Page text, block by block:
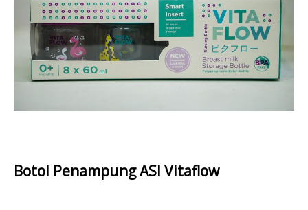
Botol Penampung ASI Vitaflow